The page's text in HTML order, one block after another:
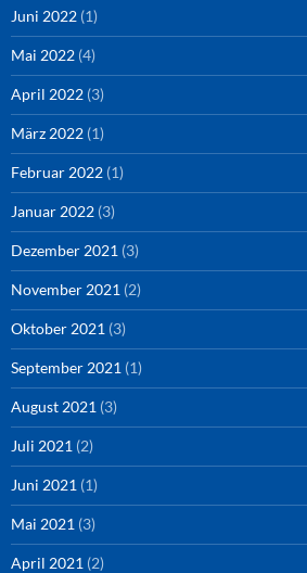
Juni 2022 (1)
Mai 2022 (4)
April 2022 (3)
März 2022 (1)
Februar 2022 (1)
Januar 2022 (3)
Dezember 2021 (3)
November 2021 (2)
Oktober 2021 (3)
September 2021 (1)
August 2021 (3)
Juli 2021 (2)
Juni 2021 (1)
Mai 2021 (3)
April 2021 (2)